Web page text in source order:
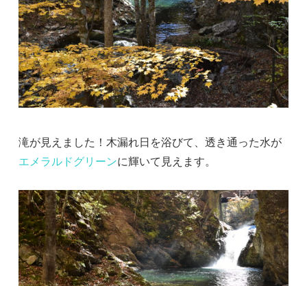
滝が見えました！木漏れ日を浴びて、透き通った水が
エメラルドグリーンに輝いて見えます。